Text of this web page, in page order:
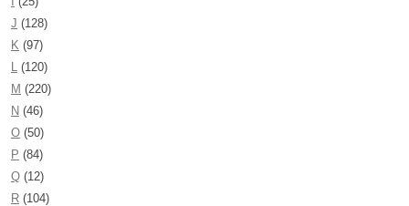
J (128)
K (97)
L (120)
M (220)
N (46)
O (50)
P (84)
Q (12)
R (104)